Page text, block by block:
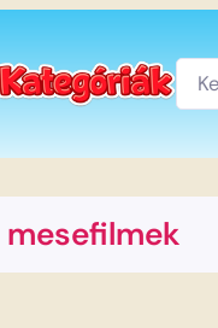
mesefilmek